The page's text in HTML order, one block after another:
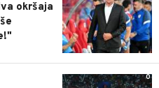
okršaja
0